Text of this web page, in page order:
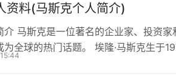
资料(马斯克个人简介)
介 马斯克是一位著名的企业家、投资
为全球的热门话题。 埃隆·马斯克生于